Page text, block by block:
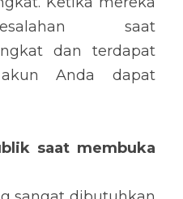
saat
dan terdapat
Anda dapat
saat membuka